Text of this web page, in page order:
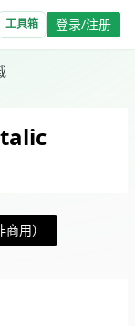
工具箱 登录/注册
用）